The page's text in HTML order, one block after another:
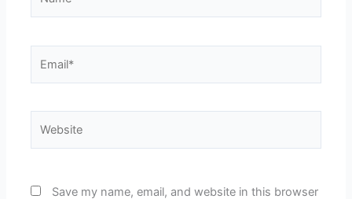
Save my name, email, and website in this browser